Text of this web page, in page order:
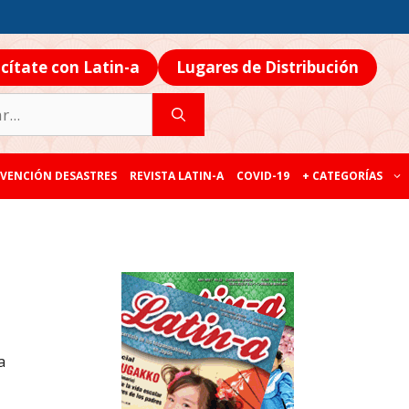
con Latin-a Lugares de Distribución
DESASTRES REVISTA LATIN-A COVID-19 + CATEGORÍAS